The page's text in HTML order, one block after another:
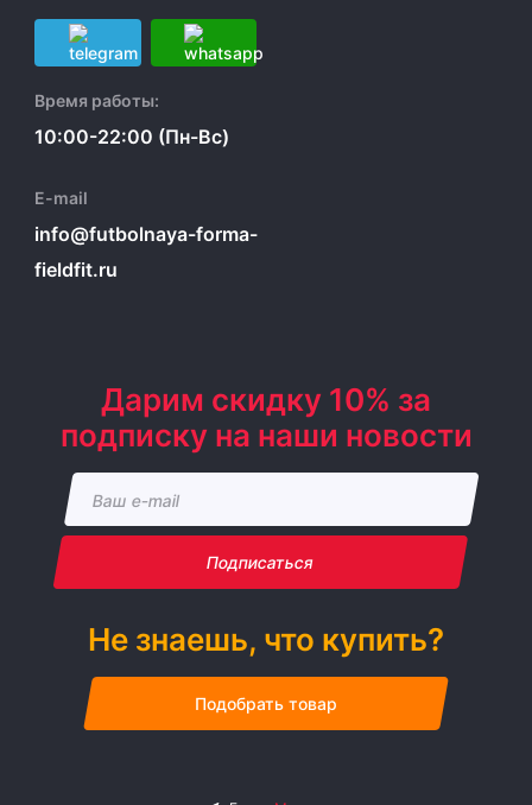
Время работы:
10:00-22:00 (Пн-Вс)
E-mail
info@futbolnaya-forma-
fieldfit.ru
Дарим скидку 10% за
подписку на наши новости
Подписаться
Не знаешь, что купить?
Подобрать товар